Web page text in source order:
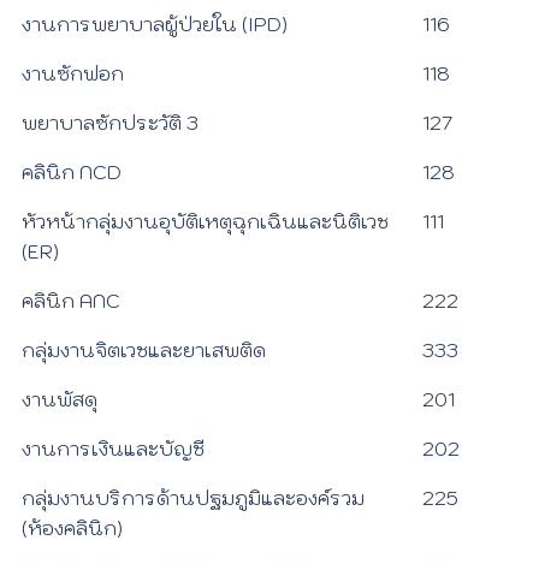
งานการพยาบาลผู้ป่วยใน (IPD) 116
งานซักฟอก 118
พยาบาลซักประวัติ 3 127
คลินิก NCD 128
หัวหน้ากลุ่มงานอุบัติเหตุฉุกเฉินและนิติเวช
(ER)
111
คลินิก ANC 222
กลุ่มงานจิตเวชและยาเสพติด 333
งานพัสดุ 201
งานการเงินและบัญชี 202
กลุ่มงานบริการด้านปฐมภูมิและองค์รวม
(ห้องคลินิก)
225